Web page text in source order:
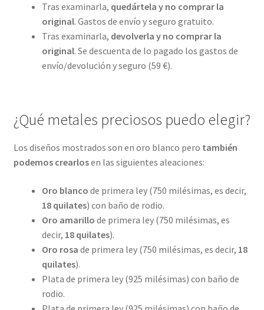
Tras examinarla, quedártela y no comprar la
original. Gastos de envío y seguro gratuito.
Tras examinarla, devolverla y no comprar la
original. Se descuenta de lo pagado los gastos de
envío/devolución y seguro (59 €).
¿Qué metales preciosos puedo elegir?
Los diseños mostrados son en oro blanco pero también
podemos crearlosen las siguientes aleaciones:
Oro blanco de primera ley (750 milésimas, es decir,
18 quilates) con baño de rodio.
Oro amarillo de primera ley (750 milésimas, es
decir, 18 quilates).
Oro rosa de primera ley (750 milésimas, es decir, 18
quilates).
Plata de primera ley (925 milésimas) con baño de
rodio.